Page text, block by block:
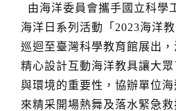
由海洋委員會攜手國立科學
海洋日系列活動「2023海洋
巡迴至臺灣科學教育館展出
精心設計互動海洋教具讓大
與環境的重要性，協辦單位
來精采開場熱舞及落水緊急救